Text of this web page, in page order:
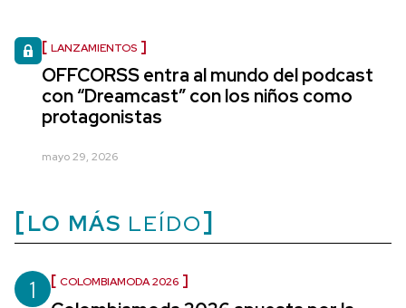
LANZAMIENTOS
OFFCORSS entra al mundo del podcast
con “Dreamcast” con los niños como
protagonistas
mayo 29, 2026
LO MÁS LEÍDO
1 COLOMBIAMODA 2026